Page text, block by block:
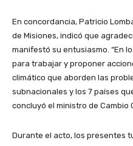
En concordancia, Patricio
de Misiones, indicó que
manifestó su entusiasmo. “En
para trabajar y proponer
climático que aborden las
subnacionales y los 7 países
concluyó el ministro de Cambio
Durante el acto, los presentes